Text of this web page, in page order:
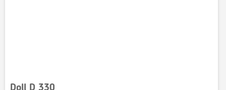
Doll D 330